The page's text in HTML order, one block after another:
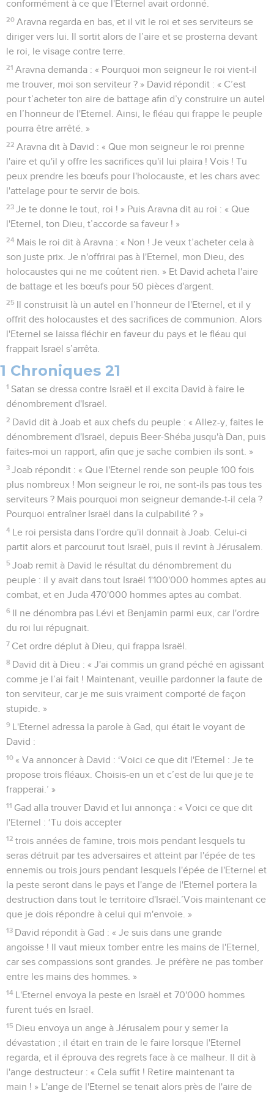
conformément à ce que l'Eternel avait ordonné.
20 Aravna regarda en bas, et il vit le roi et ses serviteurs se
diriger vers lui. Il sortit alors de l’aire et se prosterna devant
le roi, le visage contre terre.
21 Aravna demanda : « Pourquoi mon seigneur le roi vient-il
me trouver, moi son serviteur ? » David répondit : « C’est
pour t’acheter ton aire de battage afin d’y construire un autel
en l’honneur de l'Eternel. Ainsi, le fléau qui frappe le peuple
pourra être arrêté. »
22 Aravna dit à David : « Que mon seigneur le roi prenne
l'aire et qu'il y offre les sacrifices qu'il lui plaira ! Vois ! Tu
peux prendre les bœufs pour l'holocauste, et les chars avec
l'attelage pour te servir de bois.
23 Je te donne le tout, roi ! » Puis Aravna dit au roi : « Que
l'Eternel, ton Dieu, t’accorde sa faveur ! »
24 Mais le roi dit à Aravna : « Non ! Je veux t’acheter cela à
son juste prix. Je n'offrirai pas à l'Eternel, mon Dieu, des
holocaustes qui ne me coûtent rien. » Et David acheta l'aire
de battage et les bœufs pour 50 pièces d'argent.
25 Il construisit là un autel en l’honneur de l'Eternel, et il y
offrit des holocaustes et des sacrifices de communion. Alors
l'Eternel se laissa fléchir en faveur du pays et le fléau qui
frappait Israël s’arrêta.
1 Chroniques 21
1 Satan se dressa contre Israël et il excita David à faire le
dénombrement d'Israël.
2 David dit à Joab et aux chefs du peuple : « Allez-y, faites le
dénombrement d'Israël, depuis Beer-Shéba jusqu'à Dan, puis
faites-moi un rapport, afin que je sache combien ils sont. »
3 Joab répondit : « Que l'Eternel rende son peuple 100 fois
plus nombreux ! Mon seigneur le roi, ne sont-ils pas tous tes
serviteurs ? Mais pourquoi mon seigneur demande-t-il cela ?
Pourquoi entraîner Israël dans la culpabilité ? »
4 Le roi persista dans l'ordre qu'il donnait à Joab. Celui-ci
partit alors et parcourut tout Israël, puis il revint à Jérusalem.
5 Joab remit à David le résultat du dénombrement du
peuple : il y avait dans tout Israël 1'100'000 hommes aptes au
combat, et en Juda 470'000 hommes aptes au combat.
6 Il ne dénombra pas Lévi et Benjamin parmi eux, car l'ordre
du roi lui répugnait.
7 Cet ordre déplut à Dieu, qui frappa Israël.
8 David dit à Dieu : « J'ai commis un grand péché en agissant
comme je l’ai fait ! Maintenant, veuille pardonner la faute de
ton serviteur, car je me suis vraiment comporté de façon
stupide. »
9 L'Eternel adressa la parole à Gad, qui était le voyant de
David :
10 « Va annoncer à David : ‘Voici ce que dit l'Eternel : Je te
propose trois fléaux. Choisis-en un et c’est de lui que je te
frapperai.’ »
11 Gad alla trouver David et lui annonça : « Voici ce que dit
l'Eternel : ‘Tu dois accepter
12 trois années de famine, trois mois pendant lesquels tu
seras détruit par tes adversaires et atteint par l'épée de tes
ennemis ou trois jours pendant lesquels l'épée de l'Eternel et
la peste seront dans le pays et l'ange de l'Eternel portera la
destruction dans tout le territoire d'Israël.’Vois maintenant ce
que je dois répondre à celui qui m'envoie. »
13 David répondit à Gad : « Je suis dans une grande
angoisse ! Il vaut mieux tomber entre les mains de l'Eternel,
car ses compassions sont grandes. Je préfère ne pas tomber
entre les mains des hommes. »
14 L'Eternel envoya la peste en Israël et 70'000 hommes
furent tués en Israël.
15 Dieu envoya un ange à Jérusalem pour y semer la
dévastation ; il était en train de le faire lorsque l'Eternel
regarda, et il éprouva des regrets face à ce malheur. Il dit à
l'ange destructeur : « Cela suffit ! Retire maintenant ta
main ! » L'ange de l'Eternel se tenait alors près de l'aire de